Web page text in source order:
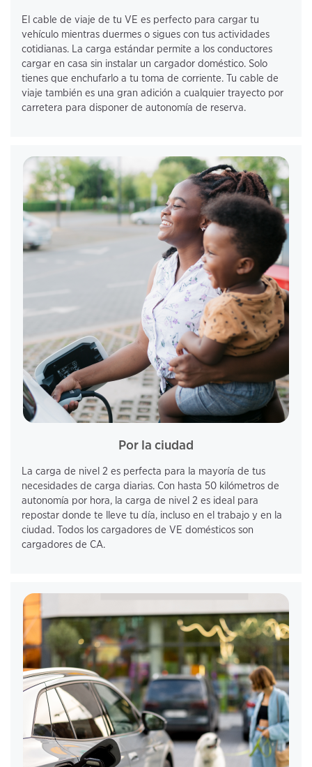
El cable de viaje de tu VE es perfecto para cargar tu
vehículo mientras duermes o sigues con tus actividades
cotidianas. La carga estándar permite a los conductores
cargar en casa sin instalar un cargador doméstico. Solo
tienes que enchufarlo a tu toma de corriente. Tu cable de
viaje también es una gran adición a cualquier trayecto por
carretera para disponer de autonomía de reserva.
Por la ciudad
La carga de nivel 2 es perfecta para la mayoría de tus
necesidades de carga diarias. Con hasta 50 kilómetros de
autonomía por hora, la carga de nivel 2 es ideal para
repostar donde te lleve tu día, incluso en el trabajo y en la
ciudad. Todos los cargadores de VE domésticos son
cargadores de CA.